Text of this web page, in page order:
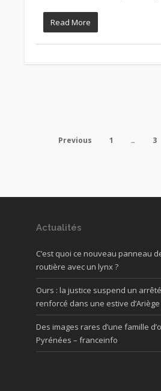
Read More
Previous 1 … 3
Actualités
C’est quoi ce nouveau panneau
routière avec un lynx ?
Ours : la justice suspend un
renforcé dans une estive d’Ariège
Des images rares d’une famille
Pyrénées – franceinfo